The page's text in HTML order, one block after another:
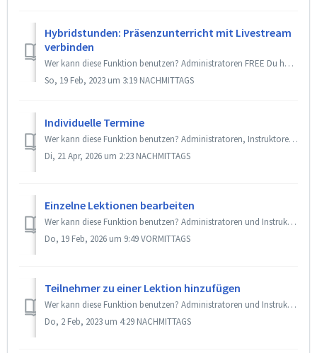
Hybridstunden: Präsenzunterricht mit Livestream
verbinden
Wer kann diese Funktion benutzen? Administratoren FREE Du hast mit SportsNow die Möglichkeit Stunden zu erstellen, bei denen sowohl eine Teilnahme vor ...
So, 19 Feb, 2023 um 3:19 NACHMITTAGS
Individuelle Termine
Wer kann diese Funktion benutzen? Administratoren, Instruktoren + Back office und Instruktoren Premium MAX / Add-On «Terminbuchung» SportsNow bietet di...
Di, 21 Apr, 2026 um 2:23 NACHMITTAGS
Einzelne Lektionen bearbeiten
Wer kann diese Funktion benutzen? Administratoren und Instruktoren + Back office FREE SportsNow bietet dir die Möglichkeit, deine Stunden schnell an di...
Do, 19 Feb, 2026 um 9:49 VORMITTAGS
Teilnehmer zu einer Lektion hinzufügen
Wer kann diese Funktion benutzen? Administratoren und Instruktoren + Back office Premium BASIC / Add-On «Effiziente Mitgliederverwaltung» SportsNow bie...
Do, 2 Feb, 2023 um 4:29 NACHMITTAGS